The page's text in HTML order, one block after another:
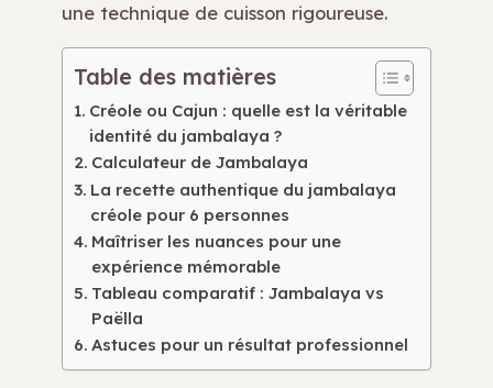
une technique de cuisson rigoureuse.
Table des matières
Créole ou Cajun : quelle est la véritable
identité du jambalaya ?
Calculateur de Jambalaya
La recette authentique du jambalaya
créole pour 6 personnes
Maîtriser les nuances pour une
expérience mémorable
Tableau comparatif : Jambalaya vs
Paëlla
Astuces pour un résultat professionnel